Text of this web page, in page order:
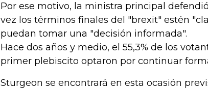
Por ese motivo, la ministra principal
vez los términos finales del "brexit" estén
puedan tomar una "decisión informada".
Hace dos años y medio, el 55,3% de los
primer plebiscito optaron por continuar
Sturgeon se encontrará en esta ocasión